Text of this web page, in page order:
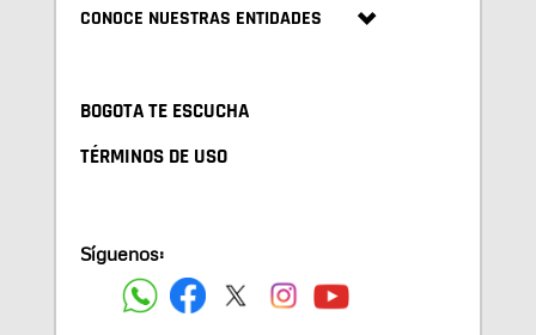
CONOCE NUESTRAS ENTIDADES
BOGOTA TE ESCUCHA
TÉRMINOS DE USO
Síguenos: